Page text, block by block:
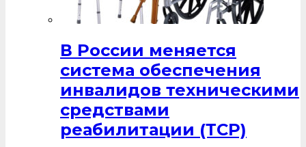
В России меняется
система обеспечения
инвалидов техническими
средствами
реабилитации (ТСР)